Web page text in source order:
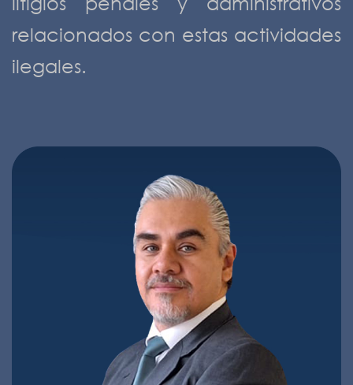
relacionados con estas actividades
ilegales.